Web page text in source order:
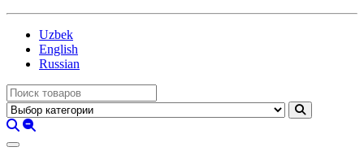
Uzbek
English
Russian